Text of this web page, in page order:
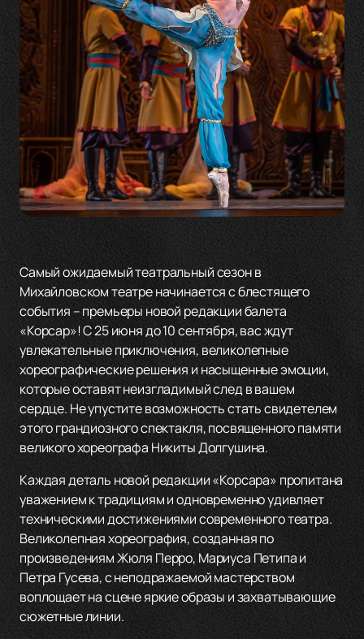
Самый ожидаемый театральный сезон в
Михайловском театре начинается с блестящего
события – премьеры новой редакции балета
«Корсар»! С 25 июня до 10 сентября, вас ждут
увлекательные приключения, великолепные
хореографические решения и насыщенные эмоции,
которые оставят неизгладимый след в вашем
сердце. Не упустите возможность стать свидетелем
этого грандиозного спектакля, посвященного памяти
великого хореографа Никиты Долгушина.
Каждая деталь новой редакции «Корсара» пропитана
уважением к традициям и одновременно удивляет
техническими достижениями современного театра.
Великолепная хореография, созданная по
произведениям Жюля Перро, Мариуса Петипа и
Петра Гусева, с неподражаемой мастерством
воплощает на сцене яркие образы и захватывающие
сюжетные линии.